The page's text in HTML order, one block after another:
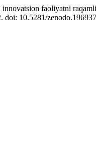
faoliyatni
doi: 10.5281/